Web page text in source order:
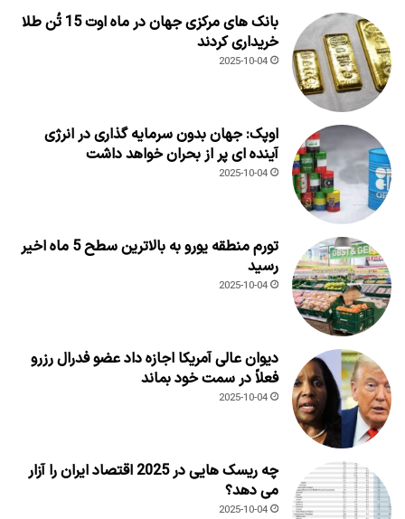
بانک های مرکزی جهان در ماه اوت 15 تُن طلا
خریداری کردند
2025-10-04
اوپک: جهان بدون سرمایه گذاری در انرژی
آینده ای پر از بحران خواهد داشت
2025-10-04
تورم منطقه یورو به بالاترین سطح 5 ماه اخیر
رسید
2025-10-04
دیوان عالی آمریکا اجازه داد عضو فدرال رزرو
فعلاً در سمت خود بماند
2025-10-04
چه ریسک هایی در 2025 اقتصاد ایران را آزار
می دهد؟
2025-10-04